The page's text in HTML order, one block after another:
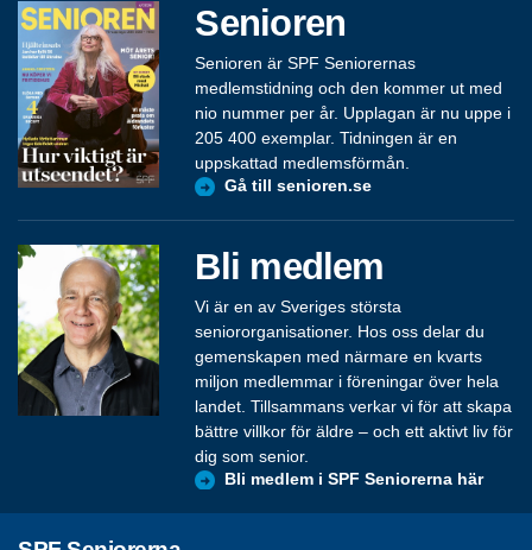
Senioren
Senioren är SPF Seniorernas
medlemstidning och den kommer ut med
nio nummer per år. Upplagan är nu uppe i
205 400 exemplar. Tidningen är en
uppskattad medlemsförmån.
Gå till senioren.se
Bli medlem
Vi är en av Sveriges största
seniororganisationer. Hos oss delar du
gemenskapen med närmare en kvarts
miljon medlemmar i föreningar över hela
landet. Tillsammans verkar vi för att skapa
bättre villkor för äldre – och ett aktivt liv för
dig som senior.
Bli medlem i SPF Seniorerna här